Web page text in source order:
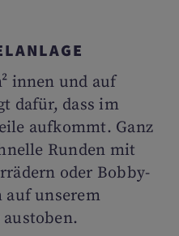
innen und auf
dafür, dass im
aufkommt. Ganz
Runden mit
oder Bobby-
auf unserem
austoben.